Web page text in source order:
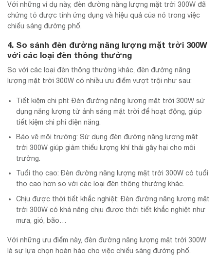
Với những ví dụ này, đèn đường năng lượng mặt trời 300W đã
chứng tỏ được tính ứng dụng và hiệu quả của nó trong việc
chiếu sáng đường phố.
4. So sánh đèn đường năng lượng mặt trời 300W
với các loại đèn thông thường
So với các loại đèn thông thường khác, đèn đường năng
lượng mặt trời 300W có nhiều ưu điểm vượt trội như sau:
Tiết kiệm chi phí: Đèn đường năng lượng mặt trời 300W sử
dụng năng lượng từ ánh sáng mặt trời để hoạt động, giúp
tiết kiệm chi phí điện năng.
Bảo vệ môi trường: Sử dụng đèn đường năng lượng mặt
trời 300W giúp giảm thiểu lượng khí thải gây hại cho môi
trường.
Tuổi thọ cao: Đèn đường năng lượng mặt trời 300W có tuổi
thọ cao hơn so với các loại đèn thông thường khác.
Chịu được thời tiết khắc nghiệt: Đèn đường năng lượng mặt
trời 300W có khả năng chịu được thời tiết khắc nghiệt như
mưa, gió, bão…
Với những ưu điểm này, đèn đường năng lượng mặt trời 300W
là sự lựa chọn hoàn hảo cho việc chiếu sáng đường phố.